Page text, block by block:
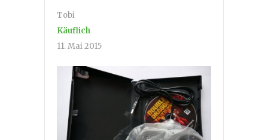
Tobi
Käuflich
11. Mai 2015